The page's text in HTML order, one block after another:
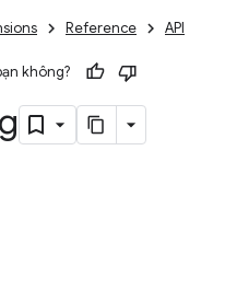
Reference API
không?